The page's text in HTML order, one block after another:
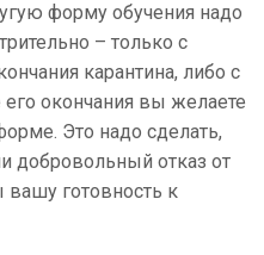
форму обучения надо
– только с
карантина, либо с
его окончания вы желаете
Это надо сделать,
добровольный отказ от
вашу готовность к